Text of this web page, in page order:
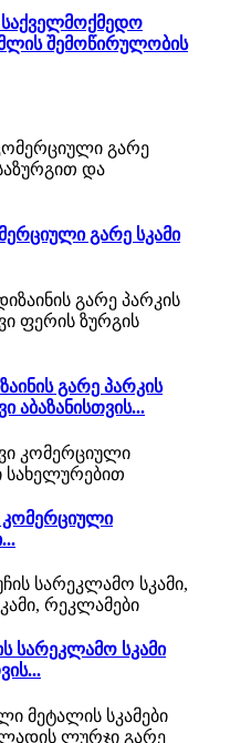
შემოწირულობის
გარე სკამი
გარე პარკის
აბაზანისთვის...
კომერციული
სარეკლამო სკამი